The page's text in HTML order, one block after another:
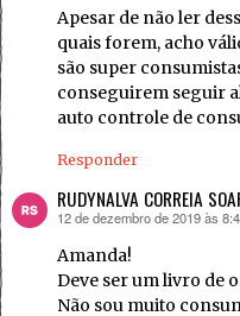
Apesar de não ler
quais forem, acho
são super
conseguirem seguir
auto controle de
Responder
RUDYNALVA CORREIA
disse:
12 de dezembro de 2019 às
Amanda!
Deve ser um livro de
Não sou muito